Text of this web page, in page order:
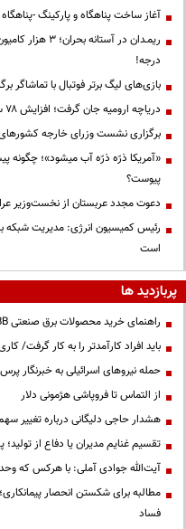
آغاز ساخت پناهگاه و پارکینگ -
درجه!
بازی‌های لیگ برتر فوتبال با تماشاگر
دریاچه ارومیه جان گرفت؛ افزایش ۷۸ سانتی‌متری تراز
برگزاری نشست وزرای خارجه
«آمریکا ذرّه ذرّه آب میشود»؛ چگونه
پیوست؟
دعوت مجدد عربستان از نخست‌وزیر
رئیس کمیسیون انرژی: مدیریت شبکه
است
پربازدید ها
راهنمای خرید محصولات برق صنعتی ABB
باید افراد کارآمدتر را به کار
حمله نیروهای اسرائیلی به خبرنگار
از التماس تا فروپاشی هژمونی دلار
هشدار حاجی دلیگانی درباره تغییر
تقسیم غنایم مدیران یا دفاع از
آیت‌الله جوادی آملی: با هرکس که
مطالبه برای شکستن انحصار
فساد